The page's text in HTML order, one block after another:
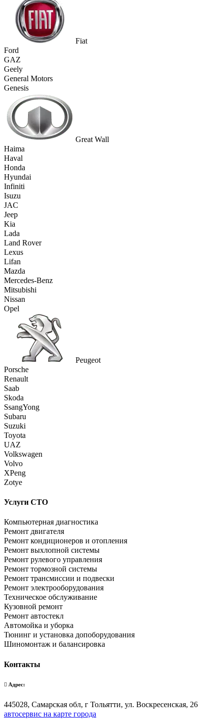
Fiat
Ford
GAZ
Geely
General Motors
Genesis
Great Wall
Haima
Haval
Honda
Hyundai
Infiniti
Isuzu
JAC
Jeep
Kia
Lada
Land Rover
Lexus
Lifan
Mazda
Mercedes-Benz
Mitsubishi
Nissan
Opel
Peugeot
Porsche
Renault
Saab
Skoda
SsangYong
Subaru
Suzuki
Toyota
UAZ
Volkswagen
Volvo
XPeng
Zotye
Услуги СТО
Компьютерная диагностика
Ремонт двигателя
Ремонт кондиционеров и отопления
Ремонт выхлопной системы
Ремонт рулевого управления
Ремонт тормозной системы
Ремонт трансмиссии и подвески
Ремонт электрооборудования
Техническое обслуживание
Кузовной ремонт
Ремонт автостекл
Автомойка и уборка
Тюнинг и установка допоборудования
Шиномонтаж и балансировка
Контакты
Адрес:
445028, Самарская обл, г Тольятти, ул. Воскресенская, 26
автосервис на карте города